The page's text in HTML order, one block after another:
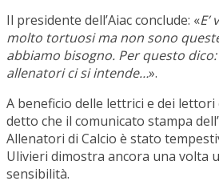
Il presidente dell’Aiac conclude: «
molto tortuosi ma non sono
abbiamo bisogno. Per questo
allenatori ci si intende…».
A beneficio delle lettrici e dei
detto che il comunicato stampa
Allenatori di Calcio è stato
Ulivieri dimostra ancora una volta
sensibilità.